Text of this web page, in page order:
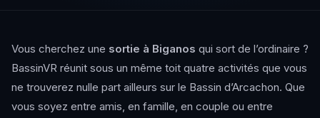
Vous cherchez une sortie à Biganos qui sort de l’ordinaire ?
BassinVR réunit sous un même toit quatre activités que vous
ne trouverez nulle part ailleurs sur le Bassin d’Arcachon. Que
vous soyez entre amis, en famille, en couple ou entre